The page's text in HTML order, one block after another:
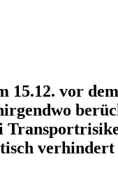
15.12. vor
verhindert